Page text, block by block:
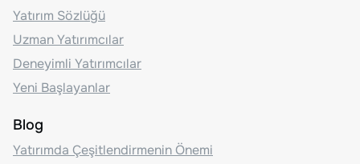
Yatırım Sözlüğü
Uzman Yatırımcılar
Deneyimli Yatırımcılar
Yeni Başlayanlar
Blog
Yatırımda Çeşitlendirmenin Önemi